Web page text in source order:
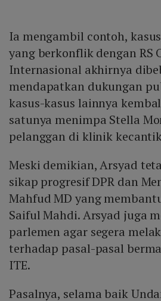
Ia mengambil contoh,
yang berkonflik dengan RS
Internasional akhirnya
mendapatkan dukungan
kasus-kasus lainnya
satunya menimpa Stella
pelanggan di klinik
Meski demikian, Arsyad
sikap progresif DPR dan
Mahfud MD yang
Saiful Mahdi. Arsyad juga
parlemen agar segera
terhadap pasal-pasal
ITE.
Pasalnya, selama baik